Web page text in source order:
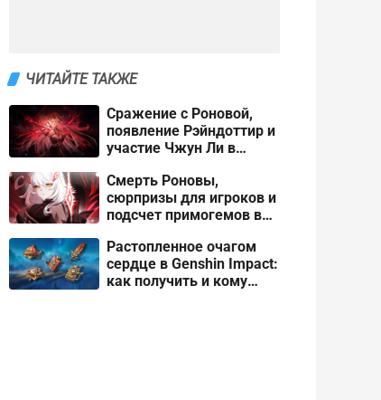
ЧИТАЙТЕ ТАКЖЕ
Сражение с Роновой,
появление Рэйндоттир и
участие Чжун Ли в
Genshin Impact
Смерть Роновы,
сюрпризы для игроков и
подсчет примогемов в
Impact
Растопленное очагом
сердце в Genshin Impact:
как получить и кому